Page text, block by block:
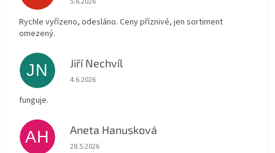
Rychle vyřízeno, odesláno. Ceny příznivé, jen sortiment
omezený.
JN Jiří Nechvíl
Hodnocení obchodu je 5 z 5 hvězdiček.
4.6.2026
funguje.
AH Aneta Hanusková
Hodnocení obchodu je 5 z 5 hvězdiček.
28.5.2026